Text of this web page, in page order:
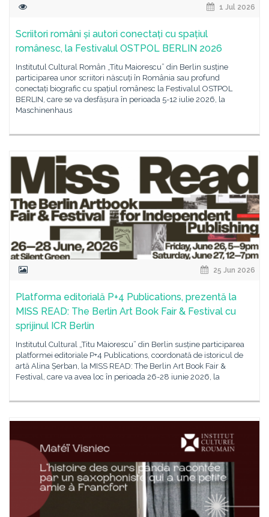
1 Jul 2026
Scriitori români și autori conectați cu spațiul
românesc, la Festivalul OSTPOL BERLIN 2026
Institutul Cultural Român „Titu Maiorescu” din Berlin susține
participarea unor scriitori născuți în România sau profund
conectați biografic cu spațiul românesc la Festivalul OSTPOL
BERLIN, care se va desfășura în perioada 5-12 iulie 2026, la
Maschinenhaus
25 Jun 2026
Platforma editorială P+4 Publications, prezentă la
MISS READ: The Berlin Art Book Fair & Festival cu
sprijinul ICR Berlin
Institutul Cultural „Titu Maiorescu” din Berlin susține participarea
platformei editoriale P+4 Publications, coordonată de istoricul de
artă Alina Șerban, la MISS READ: The Berlin Art Book Fair &
Festival, care va avea loc în perioada 26-28 iunie 2026, la